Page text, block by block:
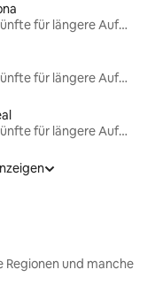
Unterkünfte für längere Aufenthalte
Unterkünfte für längere Aufenthalte
Unterkünfte für längere Aufenthalte
und manche